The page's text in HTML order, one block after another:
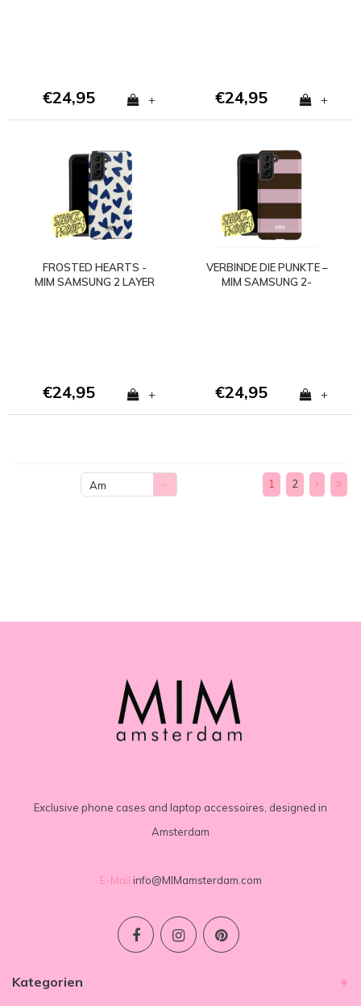
€24,95 + €24,95 +
FROSTED HEARTS -
MIM SAMSUNG 2 LAYER
€24,95 +
VERBINDE DIE PUNKTE –
MIM SAMSUNG 2-
€24,95 +
Am
1 2
Exclusive phone cases and laptop accessoires, designed in
Amsterdam
E-Mail info@MIMamsterdam.com
Kategorien